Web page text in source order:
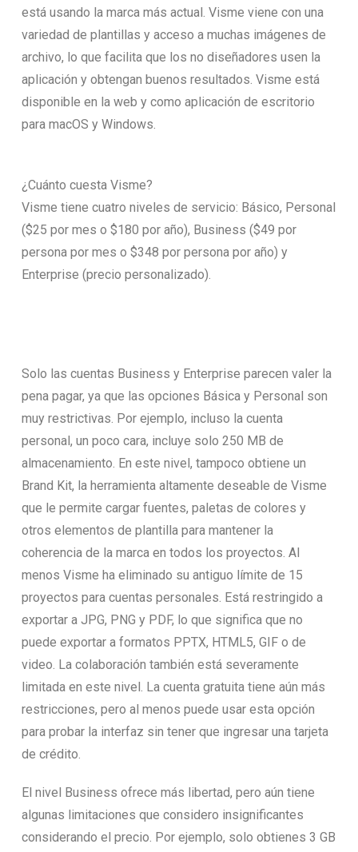
está usando la marca más actual. Visme viene con una
variedad de plantillas y acceso a muchas imágenes de
archivo, lo que facilita que los no diseñadores usen la
aplicación y obtengan buenos resultados. Visme está
disponible en la web y como aplicación de escritorio
para macOS y Windows.
¿Cuánto cuesta Visme?
Visme tiene cuatro niveles de servicio: Básico, Personal
($25 por mes o $180 por año), Business ($49 por
persona por mes o $348 por persona por año) y
Enterprise (precio personalizado).
Solo las cuentas Business y Enterprise parecen valer la
pena pagar, ya que las opciones Básica y Personal son
muy restrictivas. Por ejemplo, incluso la cuenta
personal, un poco cara, incluye solo 250 MB de
almacenamiento. En este nivel, tampoco obtiene un
Brand Kit, la herramienta altamente deseable de Visme
que le permite cargar fuentes, paletas de colores y
otros elementos de plantilla para mantener la
coherencia de la marca en todos los proyectos. Al
menos Visme ha eliminado su antiguo límite de 15
proyectos para cuentas personales. Está restringido a
exportar a JPG, PNG y PDF, lo que significa que no
puede exportar a formatos PPTX, HTML5, GIF o de
video. La colaboración también está severamente
limitada en este nivel. La cuenta gratuita tiene aún más
restricciones, pero al menos puede usar esta opción
para probar la interfaz sin tener que ingresar una tarjeta
de crédito.
El nivel Business ofrece más libertad, pero aún tiene
algunas limitaciones que considero insignificantes
considerando el precio. Por ejemplo, solo obtienes 3 GB